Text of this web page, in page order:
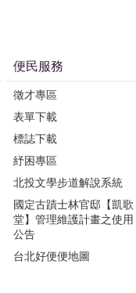
便民服務
徵才專區
表單下載
標誌下載
紓困專區
北投文學步道解說系統
國定古蹟士林官邸【凱歌
堂】管理維護計畫之使用
公告
台北好便便地圖